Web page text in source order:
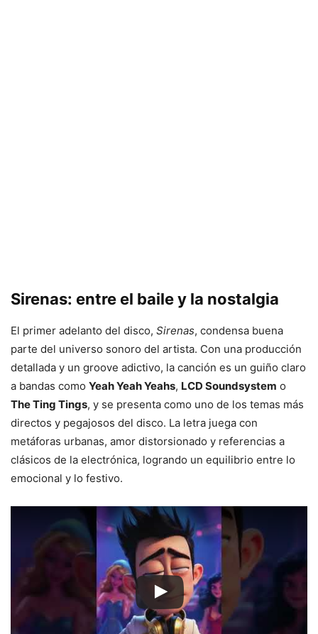
Sirenas: entre el baile y la nostalgia
El primer adelanto del disco, Sirenas, condensa buena
parte del universo sonoro del artista. Con una producción
detallada y un groove adictivo, la canción es un guiño claro
a bandas como Yeah Yeah Yeahs, LCD Soundsystem o
The Ting Tings, y se presenta como uno de los temas más
directos y pegajosos del disco. La letra juega con
metáforas urbanas, amor distorsionado y referencias a
clásicos de la electrónica, logrando un equilibrio entre lo
emocional y lo festivo.